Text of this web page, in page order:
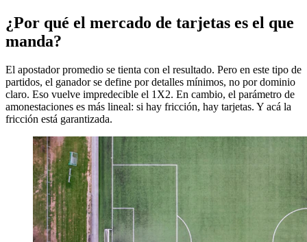
¿Por qué el mercado de tarjetas es el que
manda?
El apostador promedio se tienta con el resultado. Pero en este tipo de
partidos, el ganador se define por detalles mínimos, no por dominio
claro. Eso vuelve impredecible el 1X2. En cambio, el parámetro de
amonestaciones es más lineal: si hay fricción, hay tarjetas. Y acá la
fricción está garantizada.